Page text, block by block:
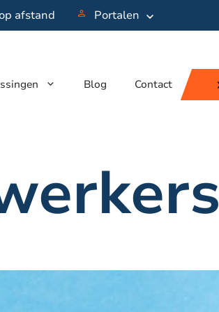
afstand Portalen
Blog Contact